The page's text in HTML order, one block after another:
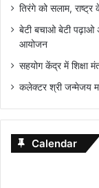
तिरंगे को सलाम,
बेटी बचाओ बेटी पढ़ाओ
आयोजन
सहयोग केंद्र में शिक्षा
कलेक्टर श्री जन्मेजय
Calendar